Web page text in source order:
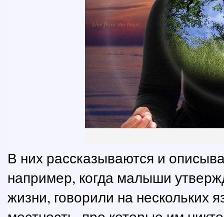
В них рассказываются и
например, когда малыши
жизни, говорили на нескольких